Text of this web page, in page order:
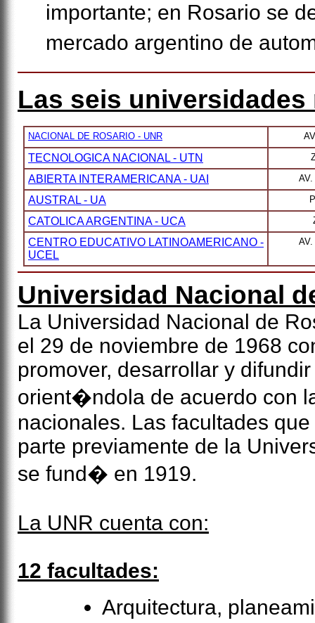
importante; en Rosario se
mercado argentino de
Las seis universidades
NACIONAL DE ROSARIO - UNR
TECNOLOGICA NACIONAL - UTN
ABIERTA INTERAMERICANA - UAI
AUSTRAL - UA
CATOLICA ARGENTINA - UCA
CENTRO EDUCATIVO LATINOAMERICANO -
UCEL
Universidad Nacional
La Universidad Nacional de
el 29 de noviembre de 1968
promover, desarrollar y
orient�ndola de acuerdo con
nacionales. Las facultades
parte previamente de la
se fund� en 1919.
La UNR cuenta con:
12 facultades:
Arquitectura,